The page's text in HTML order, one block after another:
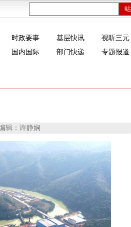
时政要事 基层快讯 视听三元
国内国际 部门快递 专题报道
辑：许静娴